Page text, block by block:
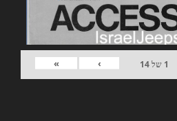
1 של14
›
»